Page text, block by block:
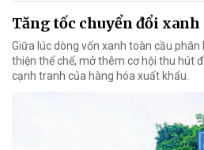
Tăng tốc chuyển đổi xanh
Giữa lúc dòng vốn xanh toàn cầu
thiện thể chế, mở thêm cơ hội thu hút
cạnh tranh của hàng hóa xuất khẩu.